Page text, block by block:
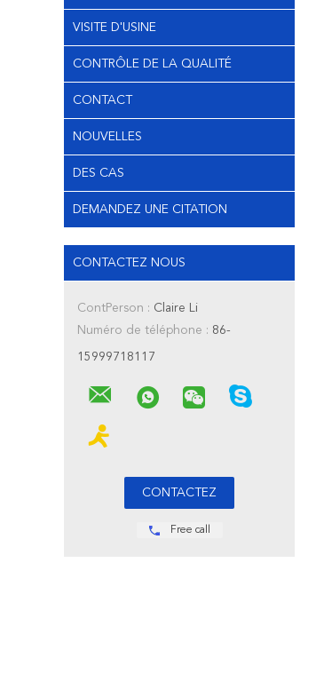
VISITE D'USINE
CONTRÔLE DE LA QUALITÉ
CONTACT
NOUVELLES
DES CAS
DEMANDEZ UNE CITATION
CONTACTEZ NOUS
ContPerson : Claire Li
Numéro de téléphone : 86-
15999718117
Free call